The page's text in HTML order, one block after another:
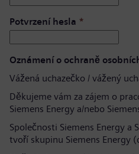
Potvrzení hesla *
Oznámení o ochraně
Vážená uchazečko / vážený
Děkujeme vám za zájem o
Siemens Energy a/nebo
Společnosti Siemens Energy a
tvoří skupinu Siemens Energy